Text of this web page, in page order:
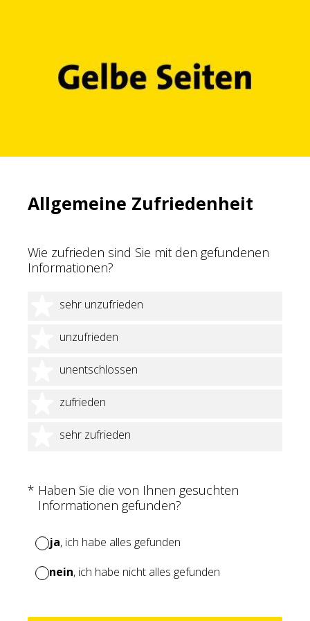
Allgemeine Zufriedenheit
Wie zufrieden sind Sie mit den gefundenen
Informationen?
sehr unzufrieden
1 Stern
unzufrieden
2 Sterne
unentschlossen
3 Sterne
zufrieden
4 Sterne
sehr zufrieden
5 Sterne
* Haben Sie die von Ihnen gesuchten
Informationen gefunden?
(Erforderlich.)
ja, ich habe alles gefunden
nein, ich habe nicht alles gefunden